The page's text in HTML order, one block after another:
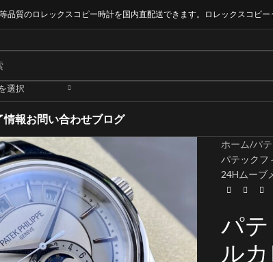
品質のロレックスコピー時計を国内直配送できます。ロレックスコピ
選択
情報お問い合わせブログ
ホーム パ
パテックフ
24Hムーブ
パ
ル